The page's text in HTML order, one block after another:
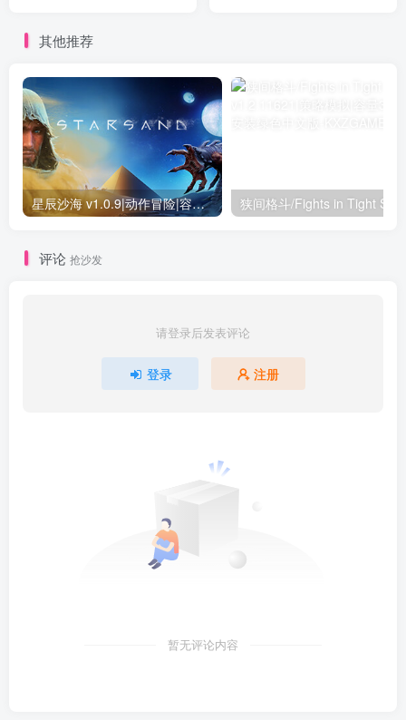
其他推荐
星辰沙海 v1.0.9|动作冒险|容量4.2GB|免安装绿色中文版
评论 抢沙发
请登录后发表评论
登录 注册
暂无评论内容